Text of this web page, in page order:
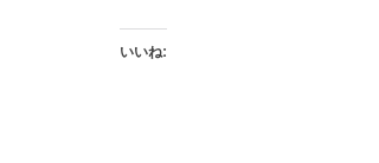
いいね: